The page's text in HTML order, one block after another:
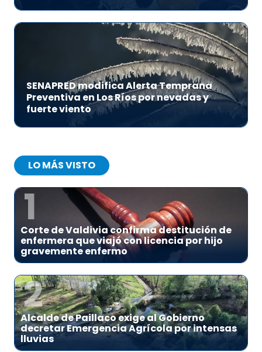
SENAPRED modifica Alerta Temprana
Preventiva en Los Ríos por nevadas y
fuerte viento
LO MÁS VISTO
1
Corte de Valdivia confirma destitución de
enfermera que viajó con licencia por hijo
gravemente enfermo
2
Alcalde de Paillaco exige al Gobierno
decretar Emergencia Agrícola por intensas
lluvias